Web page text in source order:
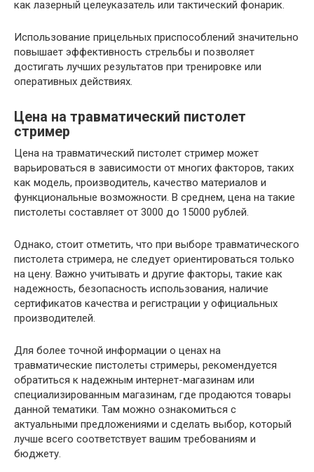
как лазерный целеуказатель или тактический фонарик.
Использование прицельных приспособлений значительно
повышает эффективность стрельбы и позволяет
достигать лучших результатов при тренировке или
оперативных действиях.
Цена на травматический пистолет
стример
Цена на травматический пистолет стример может
варьироваться в зависимости от многих факторов, таких
как модель, производитель, качество материалов и
функциональные возможности. В среднем, цена на такие
пистолеты составляет от 3000 до 15000 рублей.
Однако, стоит отметить, что при выборе травматического
пистолета стримера, не следует ориентироваться только
на цену. Важно учитывать и другие факторы, такие как
надежность, безопасность использования, наличие
сертификатов качества и регистрации у официальных
производителей.
Для более точной информации о ценах на
травматические пистолеты стримеры, рекомендуется
обратиться к надежным интернет-магазинам или
специализированным магазинам, где продаются товары
данной тематики. Там можно ознакомиться с
актуальными предложениями и сделать выбор, который
лучше всего соответствует вашим требованиям и
бюджету.